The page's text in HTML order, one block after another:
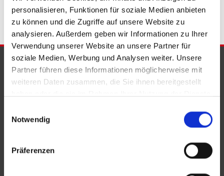
personalisieren, Funktionen für soziale Medien anbieten
zu können und die Zugriffe auf unsere Website zu
analysieren. Außerdem geben wir Informationen zu Ihrer
Verwendung unserer Website an unsere Partner für
soziale Medien, Werbung und Analysen weiter. Unsere
Partner führen diese Informationen möglicherweise mit
weiteren Daten zusammen, die Sie ihnen bereitgestellt
Notwendig
Präferenzen
PARTNER & AUSZEICHNUNGEN